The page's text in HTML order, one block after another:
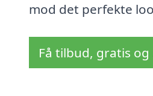
mod det perfekte
Få tilbud, gratis